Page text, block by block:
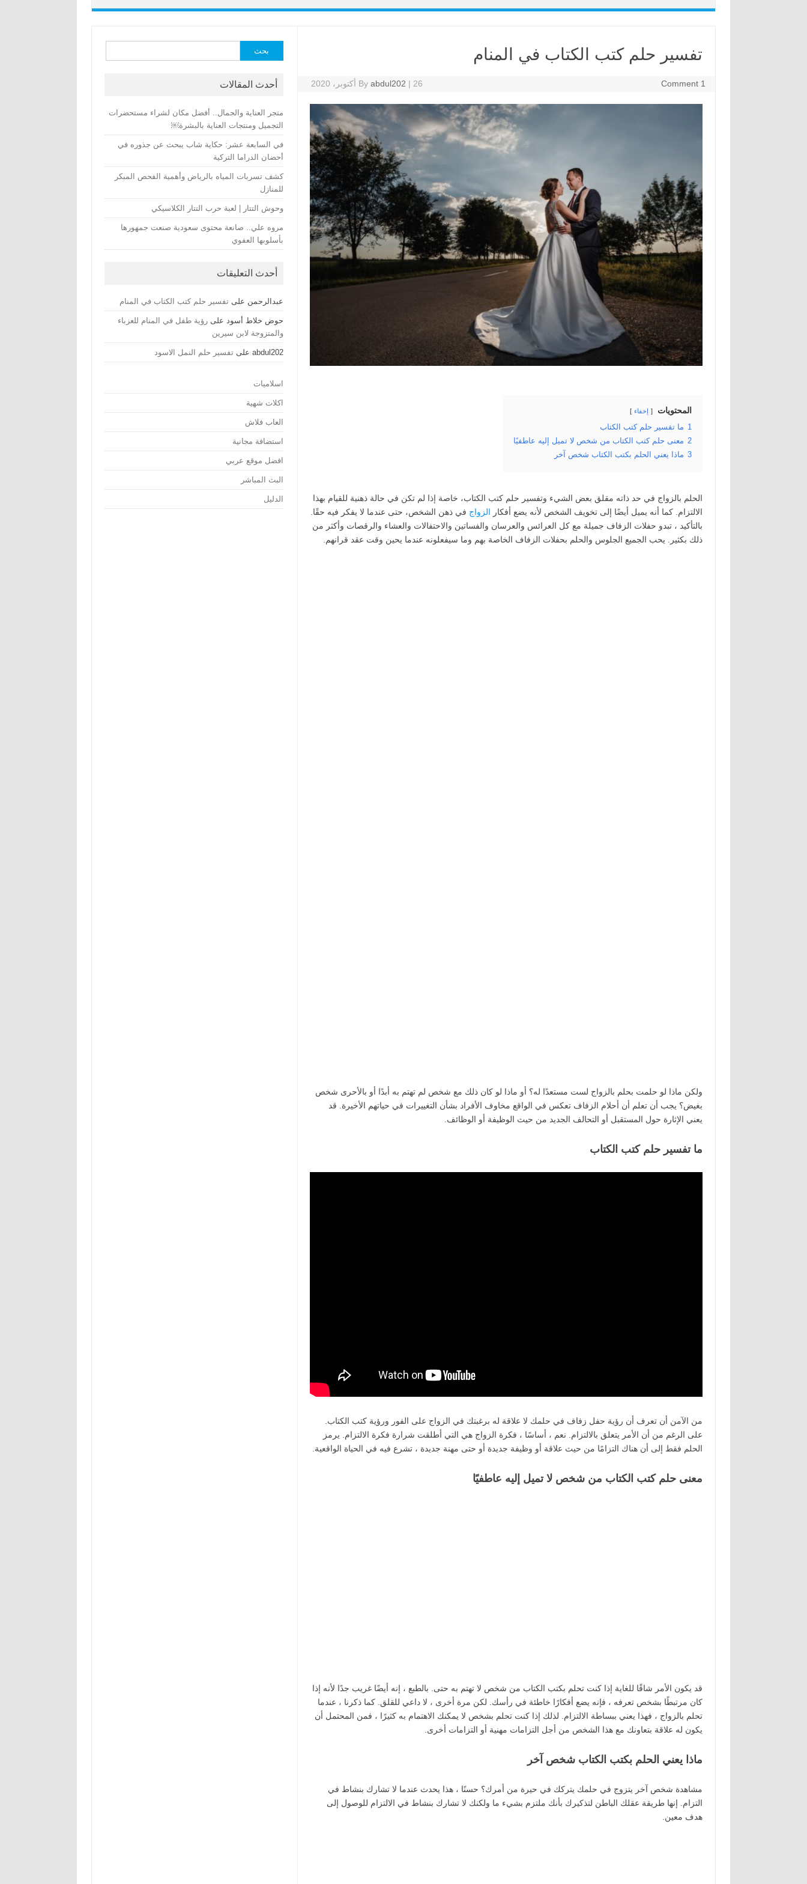
تفسير حلم كتب الكتاب في المنام
By abdul202 | 26 أكتوبر، 2020 1 Comment
المحتويات إخفاء
1 ما تفسير حلم كتب الكتاب
2 معنى حلم كتب الكتاب من شخص لا تميل إليه عاطفيًا
3 ماذا يعني الحلم بكتب الكتاب شخص آخر
الحلم بالزواج في حد ذاته مقلق بعض الشيء وتفسير حلم كتب الكتاب، خاصة إذا لم تكن في حالة ذهنية للقيام بهذا
الالتزام. كما أنه يميل أيضًا إلى تخويف الشخص لأنه يضع أفكار الزواج في ذهن الشخص، حتى عندما لا يفكر فيه حقًا.
بالتأكيد ، تبدو حفلات الزفاف جميلة مع كل العرائس والعرسان والفساتين والاحتفالات والعشاء والرقصات وأكثر من
ذلك بكثير. يحب الجميع الجلوس والحلم بحفلات الزفاف الخاصة بهم وما سيفعلونه عندما يحين وقت عقد قرانهم.
ولكن ماذا لو حلمت بحلم بالزواج لست مستعدًا له؟ أو ماذا لو كان ذلك مع شخص لم تهتم به أبدًا أو بالأحرى شخص
بغيض؟ يجب أن تعلم أن أحلام الزفاف تعكس في الواقع مخاوف الأفراد بشأن التغييرات في حياتهم الأخيرة. قد
يعني الإثارة حول المستقبل أو التحالف الجديد من حيث الوظيفة أو الوظائف.
ما تفسير حلم كتب الكتاب
من الآمن أن تعرف أن رؤية حفل زفاف في حلمك لا علاقة له برغبتك في الزواج على الفور ورؤية كتب الكتاب.
على الرغم من أن الأمر يتعلق بالالتزام. نعم ، أساسًا ، فكرة الزواج هي التي أطلقت شرارة فكرة الالتزام. يرمز
الحلم فقط إلى أن هناك التزامًا من حيث علاقة أو وظيفة جديدة أو حتى مهنة جديدة ، تشرع فيه في الحياة الواقعية.
معنى حلم كتب الكتاب من شخص لا تميل إليه عاطفيًا
قد يكون الأمر شاقًا للغاية إذا كنت تحلم بكتب الكتاب من شخص لا تهتم به حتى. بالطبع ، إنه أيضًا غريب جدًا لأنه إذا
كان مرتبطًا بشخص تعرفه ، فإنه يضع أفكارًا خاطئة في رأسك. لكن مرة أخرى ، لا داعي للقلق. كما ذكرنا ، عندما
تحلم بالزواج ، فهذا يعني ببساطة الالتزام. لذلك إذا كنت تحلم بشخص لا يمكنك الاهتمام به كثيرًا ، فمن المحتمل أن
يكون له علاقة بتعاونك مع هذا الشخص من أجل التزامات مهنية أو التزامات أخرى.
ماذا يعني الحلم بكتب الكتاب شخص آخر
مشاهدة شخص آخر يتزوج في حلمك يتركك في حيرة من أمرك؟ حسنًا ، هذا يحدث عندما لا تشارك بنشاط في
التزام. إنها طريقة عقلك الباطن لتذكيرك بأنك ملتزم بشيء ما ولكنك لا تشارك بنشاط في الالتزام للوصول إلى
هدف معين.
عن:
أحدث المقالات
متجر العناية والجمال.. أفضل مكان لشراء مستحضرات
التجميل ومنتجات العناية بالبشرة￼
في السابعة عشر: حكاية شاب يبحث عن جذوره في
أحضان الدراما التركية
كشف تسربات المياه بالرياض وأهمية الفحص المبكر
للمنازل
وحوش التتار | لعبة حرب التتار الكلاسيكي
مروه علي.. صانعة محتوى سعودية صنعت جمهورها
بأسلوبها العفوي
أحدث التعليقات
عبدالرحمن على تفسير حلم كتب الكتاب في المنام
حوض خلاط أسود علىرؤية طفل في المنام للعزباء
والمتزوجة لابن سيرين
abdul202 على تفسير حلم النمل الاسود
اسلاميات
اكلات شهية
العاب فلاش
استضافة مجانية
افضل موقع عربي
البث المباشر
الدليل